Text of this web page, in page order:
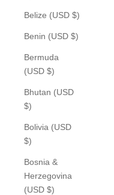
Belize (USD $)
Benin (USD $)
Bermuda
(USD $)
Bhutan (USD
$)
Bolivia (USD
$)
Bosnia &
Herzegovina
(USD $)